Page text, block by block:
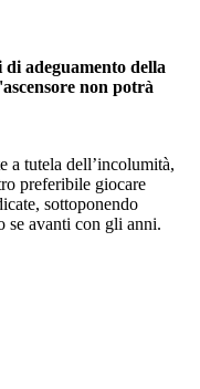
adeguamento della
non potrà
a tutela dell’incolumità,
preferibile giocare
sottoponendo
se avanti con gli anni.